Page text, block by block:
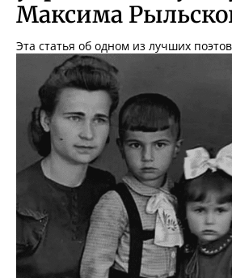
Максима
Эта статья об одном из лучших поэтов